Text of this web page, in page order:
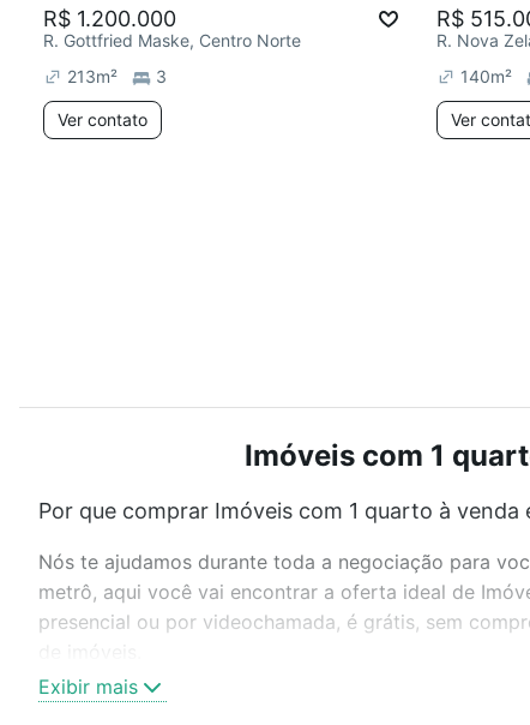
R$ 1.200.000
R. Gottfried Maske, Centro Norte
213m² 3
Ver contato
R$
R. Nova
140m²
Ver
Imóveis com 1
Por que comprar Imóveis com 1 quarto à
Nós te ajudamos durante toda a negociação para
metrô, aqui você vai encontrar a oferta ideal de
presencial ou por videochamada, é grátis, sem
Como escolher um imóvel?
Exibir mais